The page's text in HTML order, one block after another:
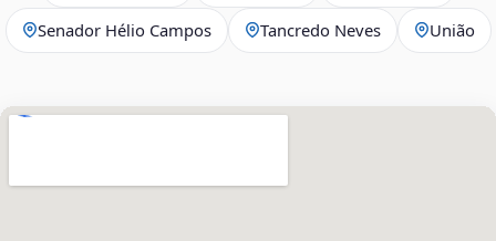
Senador Hélio Campos Tancredo Neves União